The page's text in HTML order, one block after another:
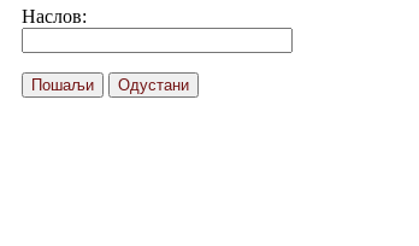
Наслов:
Пошаљи Одустани